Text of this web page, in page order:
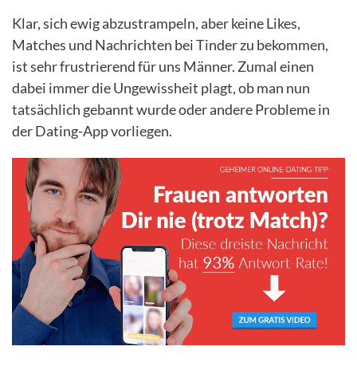
Klar, sich ewig abzustrampeln, aber keine Likes,
Matches und Nachrichten bei Tinder zu bekommen,
ist sehr frustrierend für uns Männer. Zumal einen
dabei immer die Ungewissheit plagt, ob man nun
tatsächlich gebannt wurde oder andere Probleme in
der Dating-App vorliegen.